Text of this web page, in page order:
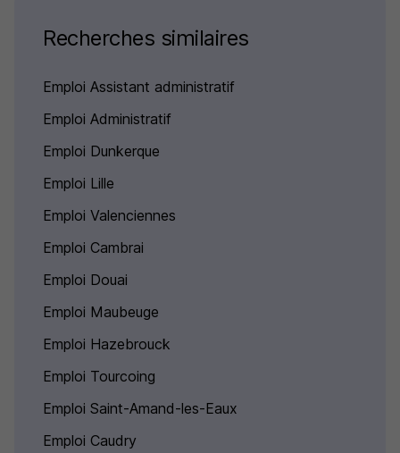
Recherches similaires
Emploi Assistant administratif
Emploi Administratif
Emploi Dunkerque
Emploi Lille
Emploi Valenciennes
Emploi Cambrai
Emploi Douai
Emploi Maubeuge
Emploi Hazebrouck
Emploi Tourcoing
Emploi Saint-Amand-les-Eaux
Emploi Caudry